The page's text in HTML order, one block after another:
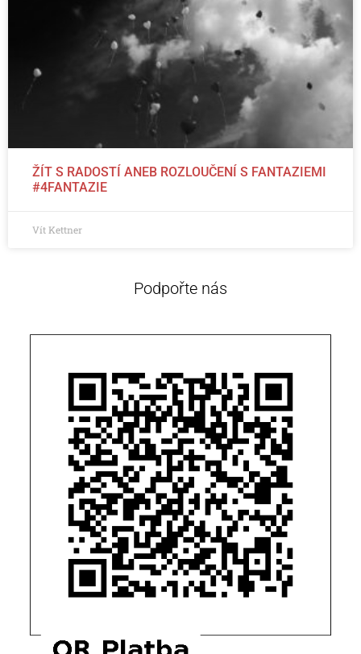
ŽÍT S RADOSTÍ ANEB ROZLOUČENÍ S FANTAZIEMI
#4FANTAZIE
Vít Kettner
Podpořte nás